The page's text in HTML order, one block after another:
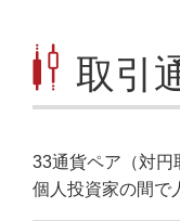
取引
33通貨ペア（対円
個人投資家の間で